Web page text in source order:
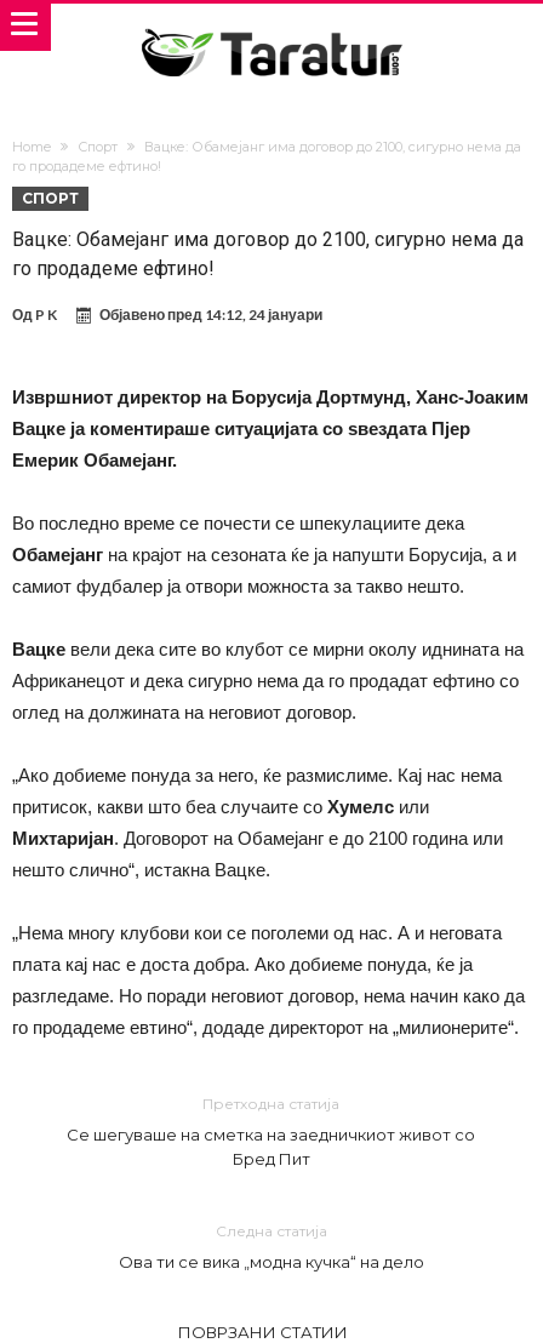
Home Спорт
Вацке: Обамејанг има договор до 2100, сигурно нема да
го продадеме ефтино!
СПОРТ
Вацке: Обамејанг има договор до 2100, сигурно нема да
го продадеме ефтино!
Од P K Објавено пред 14:12, 24 јануари
Извршниот директор на Борусија Дортмунд, Ханс-Јоаким
Вацке ја коментираше ситуацијата со ѕвездата Пјер
Емерик Обамејанг.
Во последно време се почести се шпекулациите дека
Обамејанг на крајот на сезоната ќе ја напушти Борусија, а и
самиот фудбалер ја отвори можноста за такво нешто.
Вацке вели дека сите во клубот се мирни околу иднината на
Африканецот и дека сигурно нема да го продадат ефтино со
оглед на должината на неговиот договор.
„Ако добиеме понуда за него, ќе размислиме. Кај нас нема
притисок, какви што беа случаите со Хумелс или
Михтаријан. Договорот на Обамејанг е до 2100 година или
нешто слично“, истакна Вацке.
„Нема многу клубови кои се поголеми од нас. А и неговата
плата кај нас е доста добра. Ако добиеме понуда, ќе ја
разгледаме. Но поради неговиот договор, нема начин како да
го продадеме евтино“, додаде директорот на „милионерите“.
Претходна статија
Се шегуваше на сметка на заедничкиот живот со
Бред Пит
Следна статија
Ова ти се вика „модна кучка“ на дело
ПОВРЗАНИ СТАТИИ